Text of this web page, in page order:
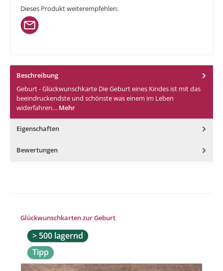
Dieses Produkt weiterempfehlen:
Beschreibung
Geburt - Glückwunschkarte Die Geburt eines Kindes ist mit das
beeindruckendste und schönste was einem im Leben
widerfahren… Mehr
Eigenschaften
Bewertungen
Produktgalerie überspringen
Glückwunschkarten zur Geburt
> 500 lagernd
Tipp